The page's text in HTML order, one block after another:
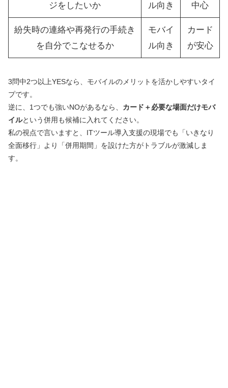
ジをしたいか
ル向き
中心
紛失時の連絡や再発行の手続き
を自分でこなせるか
モバイ
ル向き
カード
が安心
3問中2つ以上YESなら、モバイルのメリットを活かしやすいタイ
プです。
逆に、1つでも強いNOがあるなら、 カード＋必要な場面だけモバ
イルという併用も候補に入れてください。
私の視点で言いますと、ITツール導入支援の現場でも「いきなり
全面移行」より「併用期間」を設けた方がトラブルが激減しま
す。